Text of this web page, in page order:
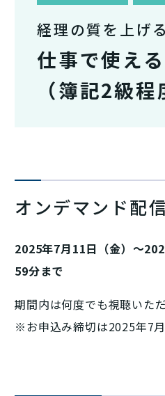
経理の質を上げ
仕事で使え
（簿記2級程
オンデマンド配
2025年7月11日（金）～
59分まで
期間内は何度でも視聴いただ
※お申込み締切は2025年7